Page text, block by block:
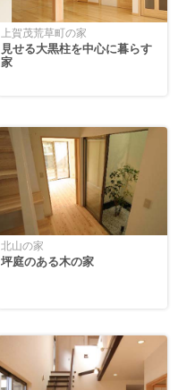
上賀茂荒草町の家
見せる大黒柱を中心に暮らす
家
北山の家
坪庭のある木の家